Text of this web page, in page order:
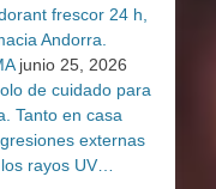
frescor 24 h,
Andorra.
junio 25, 2026
de cuidado para
Tanto en casa
externas
rayos UV…